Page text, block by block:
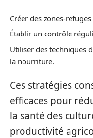
Créer des zones-
Établir un contrôle
Utiliser des techniques
la nourriture.
Ces stratégies
efficaces pour
la santé des
productivité